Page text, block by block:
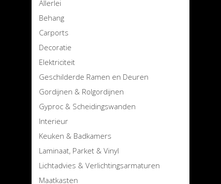
Allerlei
Behang
Carports
Decoratie
Elektriciteit
Geschilderde Ramen en Deuren
Gordijnen & Rolgordijnen
Gyproc & Scheidingswanden
Interieur
Keuken & Badkamers
Laminaat, Parket & Vinyl
Lichtadvies & Verlichtingsarmaturen
Maatkasten